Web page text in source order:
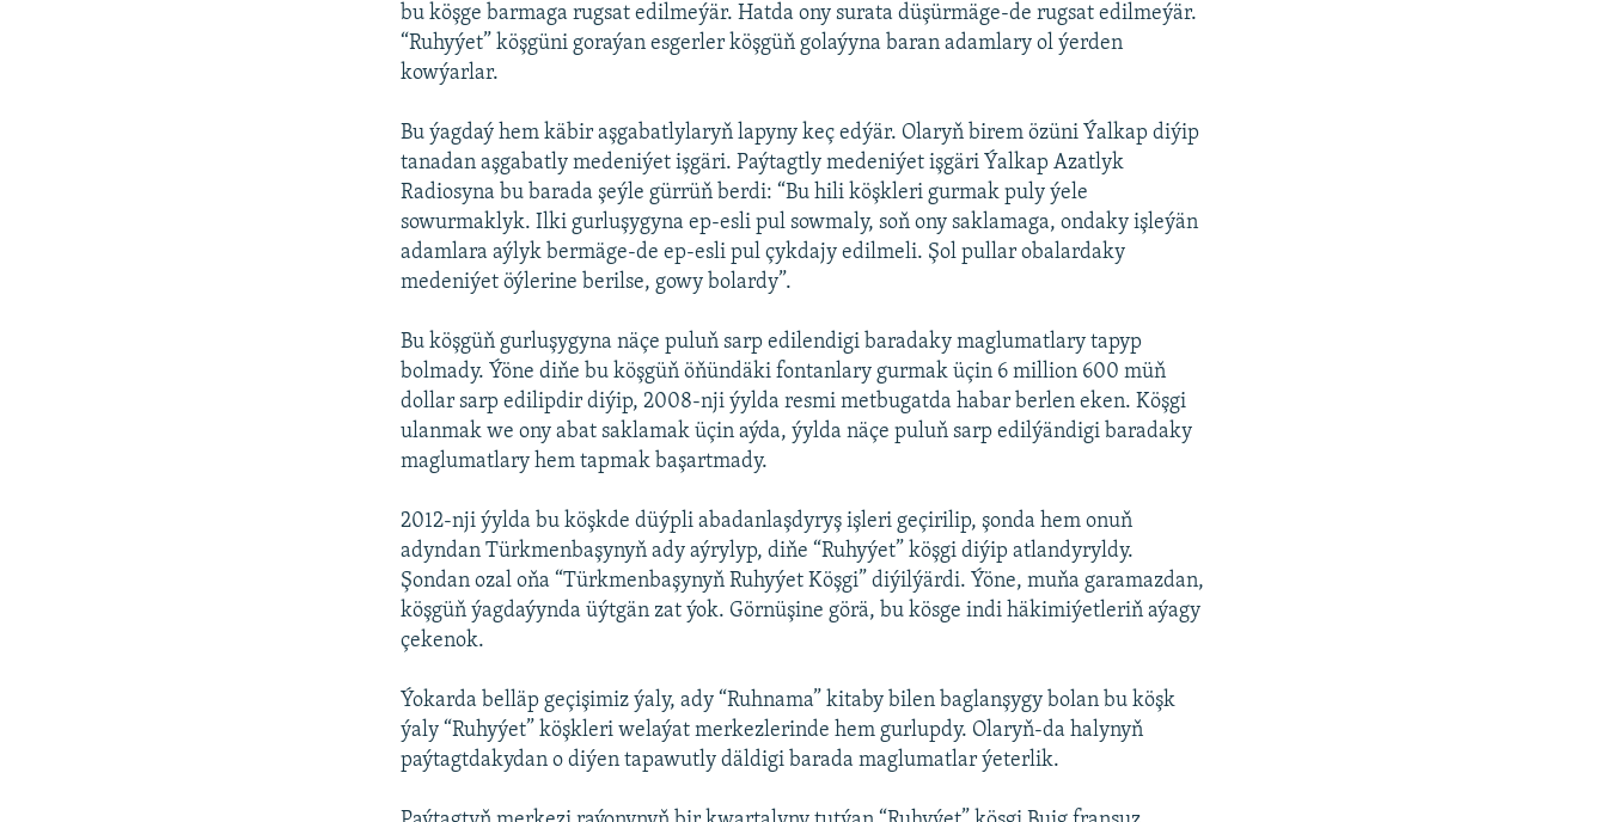
bu köşge barmaga rugsat edilmeýär. Hatda ony surata düşürmäge-de rugsat edilmeýär.
“Ruhyýet” köşgüni goraýan esgerler köşgüň golaýyna baran adamlary ol ýerden
kowýarlar.
Bu ýagdaý hem käbir aşgabatlylaryň lapyny keç edýär. Olaryň birem özüni Ýalkap diýip
tanadan aşgabatly medeniýet işgäri. Paýtagtly medeniýet işgäri Ýalkap Azatlyk
Radiosyna bu barada şeýle gürrüň berdi: “Bu hili köşkleri gurmak puly ýele
sowurmaklyk. Ilki gurluşygyna ep-esli pul sowmaly, soň ony saklamaga, ondaky işleýän
adamlara aýlyk bermäge-de ep-esli pul çykdajy edilmeli. Şol pullar obalardaky
medeniýet öýlerine berilse, gowy bolardy”.
Bu köşgüň gurluşygyna näçe puluň sarp edilendigi baradaky maglumatlary tapyp
bolmady. Ýöne diňe bu köşgüň öňündäki fontanlary gurmak üçin 6 million 600 müň
dollar sarp edilipdir diýip, 2008-nji ýylda resmi metbugatda habar berlen eken. Köşgi
ulanmak we ony abat saklamak üçin aýda, ýylda näçe puluň sarp edilýändigi baradaky
maglumatlary hem tapmak başartmady.
2012-nji ýylda bu köşkde düýpli abadanlaşdyryş işleri geçirilip, şonda hem onuň
adyndan Türkmenbaşynyň ady aýrylyp, diňe “Ruhyýet” köşgi diýip atlandyryldy.
Şondan ozal oňa “Türkmenbaşynyň Ruhyýet Köşgi” diýilýärdi. Ýöne, muňa garamazdan,
köşgüň ýagdaýynda üýtgän zat ýok. Görnüşine görä, bu kösge indi häkimiýetleriň aýagy
çekenok.
Ýokarda belläp geçişimiz ýaly, ady “Ruhnama” kitaby bilen baglanşygy bolan bu köşk
ýaly “Ruhyýet” köşkleri welaýat merkezlerinde hem gurlupdy. Olaryň-da halynyň
paýtagtdakydan o diýen tapawutly däldigi barada maglumatlar ýeterlik.